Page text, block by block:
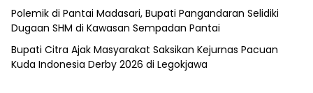
Polemik di Pantai Madasari, Bupati Pangandaran Selidiki
Dugaan SHM di Kawasan Sempadan Pantai
Bupati Citra Ajak Masyarakat Saksikan Kejurnas Pacuan
Kuda Indonesia Derby 2026 di Legokjawa